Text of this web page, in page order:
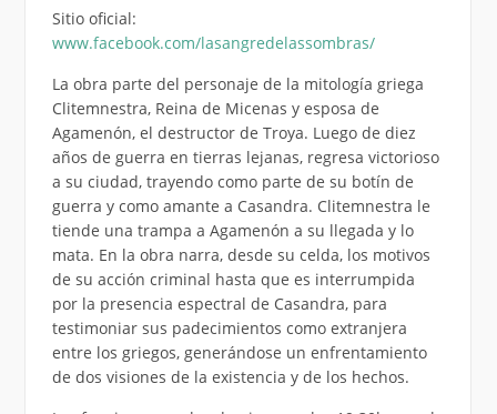
Sitio oficial:
www.facebook.com/lasangredelassombras/
La obra parte del personaje de la mitología griega
Clitemnestra, Reina de Micenas y esposa de
Agamenón, el destructor de Troya. Luego de diez
años de guerra en tierras lejanas, regresa victorioso
a su ciudad, trayendo como parte de su botín de
guerra y como amante a Casandra. Clitemnestra le
tiende una trampa a Agamenón a su llegada y lo
mata. En la obra narra, desde su celda, los motivos
de su acción criminal hasta que es interrumpida
por la presencia espectral de Casandra, para
testimoniar sus padecimientos como extranjera
entre los griegos, generándose un enfrentamiento
de dos visiones de la existencia y de los hechos.